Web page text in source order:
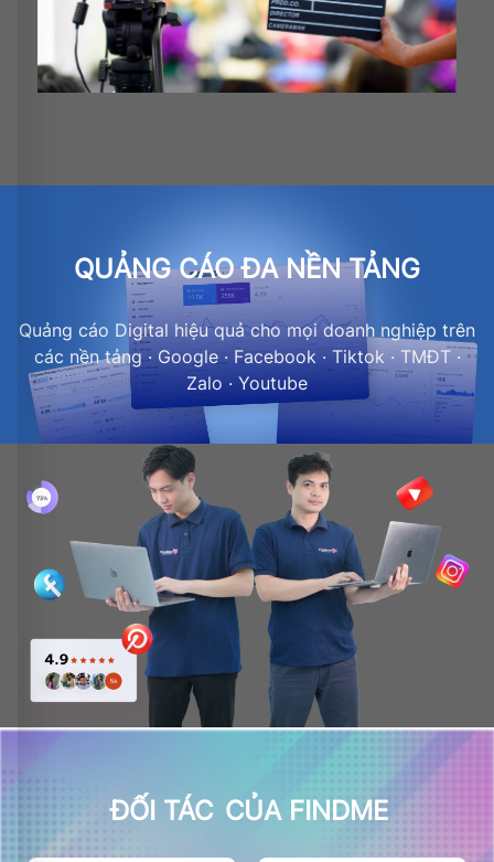
QUẢNG CÁO ĐA NỀN TẢNG
Quảng cáo Digital hiệu quả cho mọi doanh nghiệp trên
các nền tảng · Google · Facebook · Tiktok · TMĐT ·
Zalo · Youtube
ĐỐI TÁC CỦA FINDME